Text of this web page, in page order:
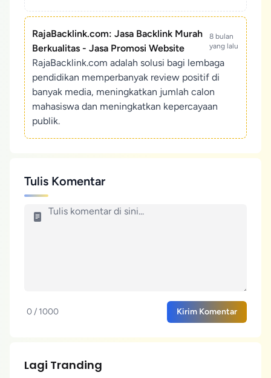
RajaBacklink.com: Jasa Backlink Murah
Berkualitas - Jasa Promosi Website
8 bulan
yang lalu
RajaBacklink.com adalah solusi bagi lembaga
pendidikan memperbanyak review positif di
banyak media, meningkatkan jumlah calon
mahasiswa dan meningkatkan kepercayaan
publik.
Tulis Komentar
0 / 1000 Kirim Komentar
Lagi Tranding